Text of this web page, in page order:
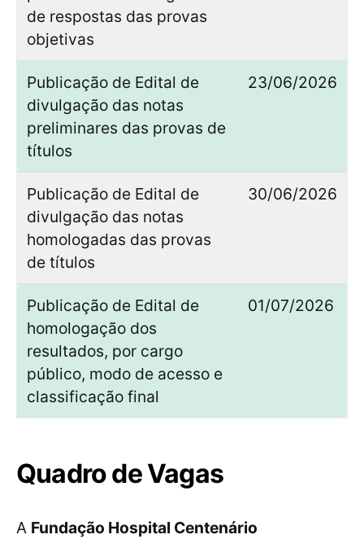
de respostas das provas
objetivas
Publicação de Edital de
divulgação das notas
preliminares das provas de
títulos
23/06/2026
Publicação de Edital de
divulgação das notas
homologadas das provas
de títulos
30/06/2026
Publicação de Edital de
homologação dos
resultados, por cargo
público, modo de acesso e
classificação final
01/07/2026
Quadro de Vagas
A Fundação Hospital Centenário